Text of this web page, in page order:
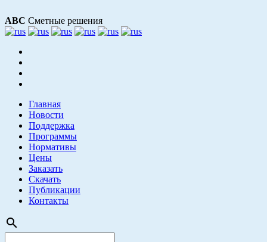
АВС Сметные решения
Главная
Новости
Поддержка
Программы
Нормативы
Цены
Заказать
Скачать
Публикации
Контакты
search